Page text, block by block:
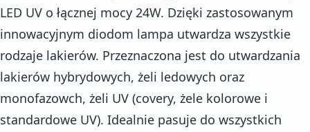
LED UV o łącznej mocy 24W. Dzięki zastosowanym
innowacyjnym diodom lampa utwardza wszystkie
rodzaje lakierów. Przeznaczona jest do utwardzania
lakierów hybrydowych, żeli ledowych oraz
monofazowch, żeli UV (covery, żele kolorowe i
standardowe UV). Idealnie pasuje do wszystkich